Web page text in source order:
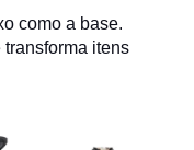
como a base.
itens